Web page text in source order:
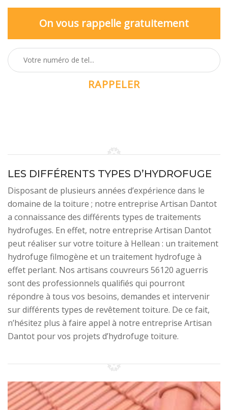
On vous rappelle gratuitement
LES DIFFÉRENTS TYPES D’HYDROFUGE
Disposant de plusieurs années d’expérience dans le
domaine de la toiture ; notre entreprise Artisan Dantot
a connaissance des différents types de traitements
hydrofuges. En effet, notre entreprise Artisan Dantot
peut réaliser sur votre toiture à Hellean : un traitement
hydrofuge filmogène et un traitement hydrofuge à
effet perlant. Nos artisans couvreurs 56120 aguerris
sont des professionnels qualifiés qui pourront
répondre à tous vos besoins, demandes et intervenir
sur différents types de revêtement toiture. De ce fait,
n’hésitez plus à faire appel à notre entreprise Artisan
Dantot pour vos projets d’hydrofuge toiture.